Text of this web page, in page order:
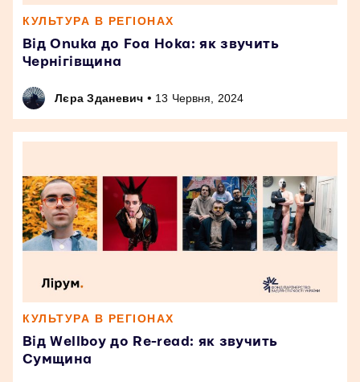
КУЛЬТУРА В РЕГІОНАХ
Від Onuka до Foa Hoka: як звучить
Чернігівщина
Лєра Зданевич • 13 Червня, 2024
КУЛЬТУРА В РЕГІОНАХ
Від Wellboy до Re-read: як звучить
Сумщина